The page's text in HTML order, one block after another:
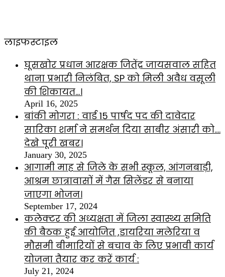
लाइफस्टाइल
घूसखोर प्रधान आरक्षक जितेंद्र जायसवाल सहित
थाना प्रभारी निलंबित, SP को मिली अवैध वसूली
की शिकायत…।
April 16, 2025
बांकी मोगरा : वार्ड 15 पार्षद पद की दावेदार
सारिका शर्मा ने समर्थन दिया साबीर अंसारी को….
देखे पूरी खबर।
January 30, 2025
आगामी माह से जिले के सभी स्कूल, आंगनबाड़ी,
आश्रम छात्रावासों में गैस सिलेंडर से बनाया
जाएगा भोजन।
September 17, 2024
कलेक्टर की अध्यक्षता में जिला स्वास्थ्य समिति
की बैठक हुई आयोजित ,डायरिया मलेरिया व
मौसमी बीमारियों से बचाव के लिए प्रभावी कार्य
योजना तैयार कर करें कार्य :
July 21, 2024